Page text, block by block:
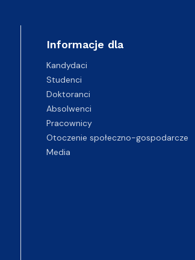
Informacje dla
Kandydaci
Studenci
Doktoranci
Absolwenci
Pracownicy
Otoczenie społeczno-gospodarcze
Media